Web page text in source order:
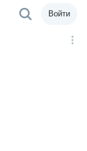
Войти